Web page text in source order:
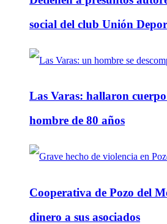
social del club Unión
Las Varas: hallaron
hombre de 80 años
Cooperativa de Pozo del
dinero a sus asociados